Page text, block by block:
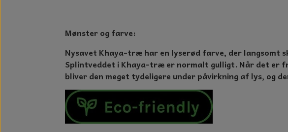
Mønster og farve:
Nysavet Khaya-træ har en lyserød farve, der
Splintveddet i Khaya-træ er normalt gulligt. Når det er
bliver den meget tydeligere under påvirkning af lys, og